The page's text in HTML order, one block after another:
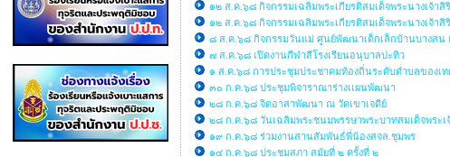
๑๒ ส.ค.๖๘ กิจกรรมเฉลิมพระเกียรติสมเด็จพระนางเจ้
๑๒ ส.ค.๖๘ กิจกรรมเฉลิมพระเกียรติสมเด็จพระนางเจ้
๘ ส.ค.๖๘ กิจกรรมวันแม่ ศูนย์พัฒนาเด็กเล็กบ้านบางสน
๗ ส.ค.๖๘ เปิดงานกีฬาสีโรงเรียนอนุบาลปะทิว
๑ ส.ค.๖๘ การประชุมประชาคมท้องถิ่นระดับตำบลของเ
๓๐ ก.ค.๖๘ ประชุมพิจาราณาร่างเเผนพัฒนา
๒๘ ก.ค.๖๘ จิตอาสาพัฒนา ณ วัดเขาเจดีย์
๒๘ ก.ค.๖๘ วันเฉลิมพระชนมพรรษาพระบาทสมเด็จพระเ
๑๙ ก.ค.๖๘ ร่วมงานสานสัมพันธ์พี่น้องสจล.ชุมพร
๑๔ ก.ค.๖๘ ประชุมสภา สมัยที่ ๒ ครั้งที่ ๒